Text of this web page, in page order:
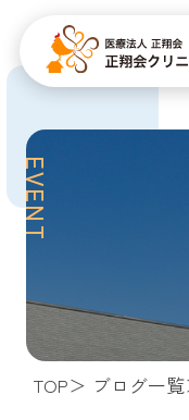
EVENT
TOP ブログ一覧